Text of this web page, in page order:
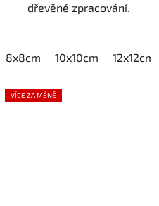
15x15cm 20x20cm
dřevěné zpracování.
8x8cm 10x10cm 12x12cm
VÍCE ZA MÉNĚ